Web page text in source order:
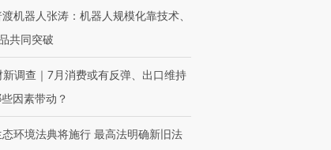
机器人张涛：机器人规模化靠技术、
共同突破
新调查｜7月消费或有反弹、出口维持
因素带动？
态环境法典将施行 最高法明确新旧法